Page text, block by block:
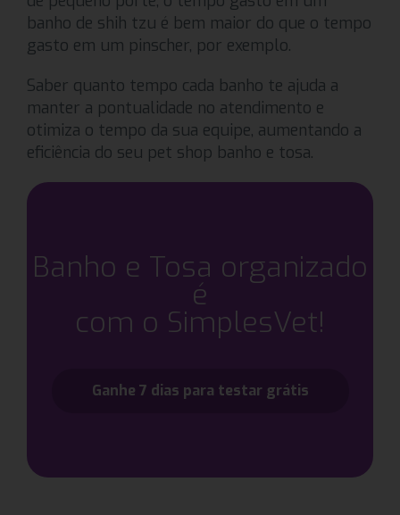
banho de shih tzu é bem maior do que o tempo
gasto em um pinscher, por exemplo.
Saber quanto tempo cada banho te ajuda a
manter a pontualidade no atendimento e
otimiza o tempo da sua equipe, aumentando a
eficiência do seu pet shop banho e tosa.
Banho e Tosa organizado
é
com o SimplesVet!
Ganhe 7 dias para testar grátis